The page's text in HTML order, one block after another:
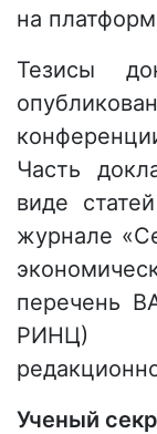
на
Тезисы
Часть
виде
журнале
перечень
РИНЦ)
Ученый